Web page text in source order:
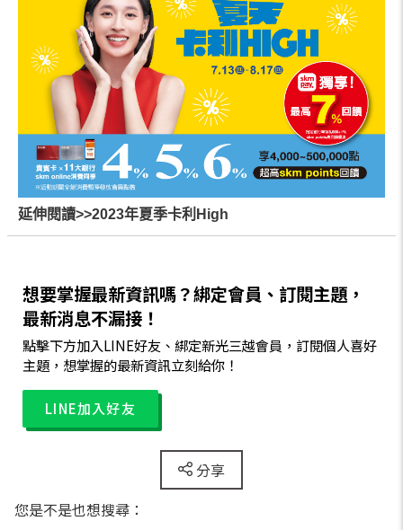
延伸閱讀>>2023年夏季卡利High
想要掌握最新資訊嗎？綁定會員、訂閱主題，
最新消息不漏接！
點擊下方加入LINE好友、綁定新光三越會員，訂閱個人喜好
主題，想掌握的最新資訊立刻給你！
LINE加入好友
分享
您是不是也想搜尋：